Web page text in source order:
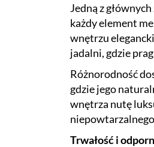
Jedną z
każdy element
wnętrzu
jadalni, gdzie
Różnorodność
gdzie jego
wnętrza nutę
Trwałość i